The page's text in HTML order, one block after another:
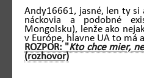
Andy16661, jasné, len ty si
náckovia a podobné
Mongolsku), lenže ako
v Európe, hlavne UA to má
ROZPOR: "Kto chce mier,
(rozhovor)